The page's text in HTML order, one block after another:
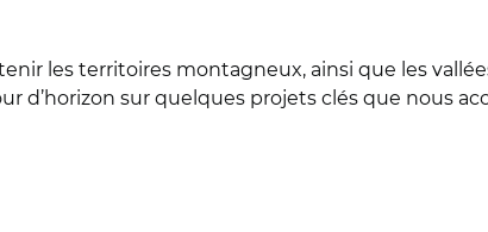
les territoires montagneux, ainsi que les
d’horizon sur quelques projets clés que nous